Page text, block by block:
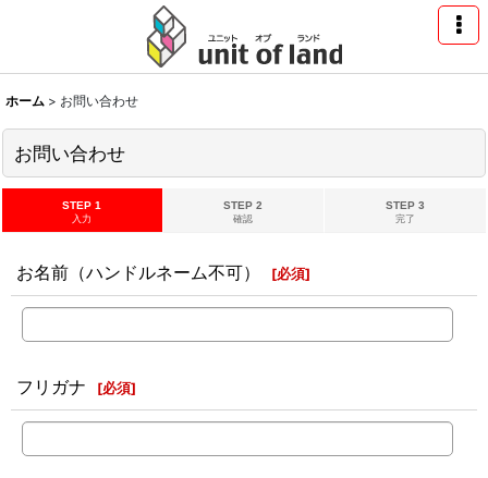
ホーム > お問い合わせ
お問い合わせ
STEP 1
入力
STEP 2
確認
STEP 3
完了
お名前（ハンドルネーム不可） [必須]
フリガナ [必須]